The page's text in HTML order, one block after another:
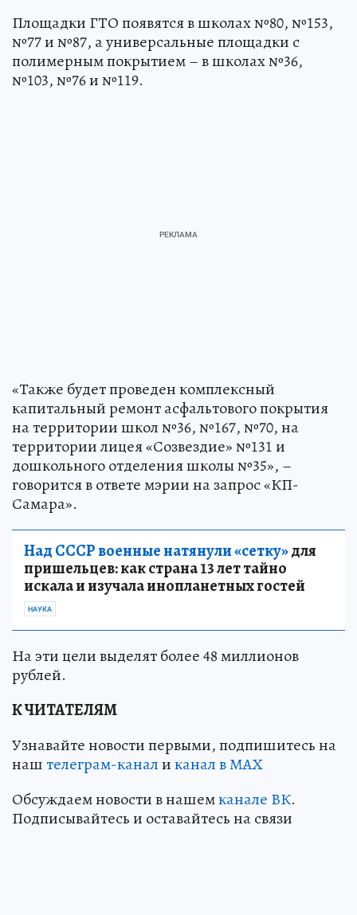
Площадки ГТО появятся в школах №80, №153,
№77 и №87, а универсальные площадки с
полимерным покрытием – в школах №36,
№103, №76 и №119.
«Также будет проведен комплексный
капитальный ремонт асфальтового покрытия
на территории школ №36, №167, №70, на
территории лицея «Созвездие» №131 и
дошкольного отделения школы №35», –
говорится в ответе мэрии на запрос «КП-
Самара».
Над СССР военные натянули «сетку»для
пришельцев: как страна 13 лет тайно
искала и изучала инопланетных гостей
НАУКА
На эти цели выделят более 48 миллионов
рублей.
К ЧИТАТЕЛЯМ
Узнавайте новости первыми, подпишитесь на
наштелеграм-каналиканал в МАХ
Обсуждаем новости в нашемканале ВК.
Подписывайтесь и оставайтесь на связи